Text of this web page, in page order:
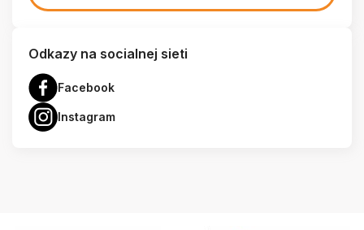
Odkazy na socialnej sieti
Facebook
Instagram